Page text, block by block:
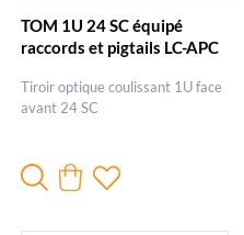
TOM 1U 24 SC équipé
raccords et pigtails LC-APC
Tiroir optique coulissant 1U face
avant 24 SC